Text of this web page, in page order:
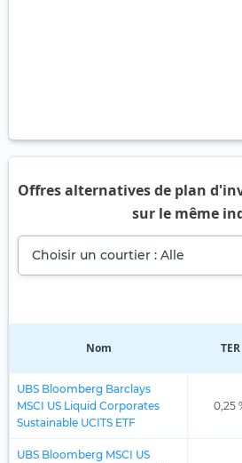
Offres alternatives de plan
sur le même
Choisir un courtier : Alle
Nom TER
UBS Bloomberg Barclays
MSCI US Liquid Corporates
Sustainable UCITS ETF
0,25
UBS Bloomberg MSCI US